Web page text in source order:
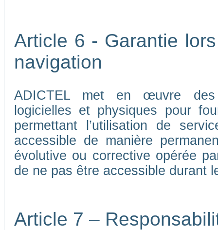
Article 6 - Garantie
navigation
ADICTEL met en œuvre des
logicielles et physiques pour
permettant l’utilisation de
accessible de manière
évolutive ou corrective opérée
de ne pas être accessible durant
Article 7 –